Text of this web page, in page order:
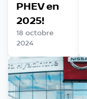
PHEV en
2025!
18 octobre
2024